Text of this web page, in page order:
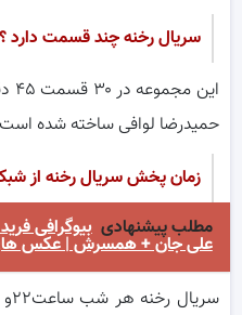
سریال رخنه چند قسمت دارد ؟
حمیدرضا لوافی ساخته شده است
زمان پخش سریال رخنه از
مطلب پیشنهادی بیوگرافی
علی جان + همسرش | عکس